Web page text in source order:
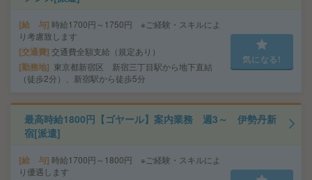
給 与 時給1700円～1750円 ※ご経験・スキルによ
り考慮致します
交通費 交通費全額支給（規定あり）
勤務地
東京都新宿区 新宿三丁目駅から地下直結
（徒歩2分）、新宿駅から徒歩5分
気になる!
最高時給1800円【ゴヤール】案内業務 週3～ 伊勢丹新
宿[派遣]
給 与 時給1700円～1800円 ※ご経験・スキルによ
り優遇します